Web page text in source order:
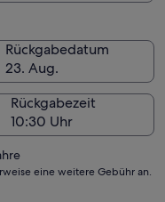
Rückgabedatum
23. Aug.
Rückgabezeit
eine weitere Gebühr an.